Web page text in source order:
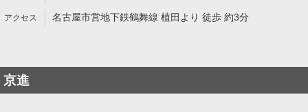
名古屋市営地下鉄鶴舞線 植田より 徒歩 約3分
京進